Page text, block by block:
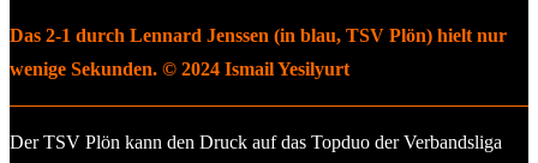
Das 2-1 durch Lennard Jenssen (in blau, TSV Plön) hielt nur
wenige Sekunden. © 2024 Ismail Yesilyurt
Der TSV Plön kann den Druck auf das Topduo der Verbandsliga